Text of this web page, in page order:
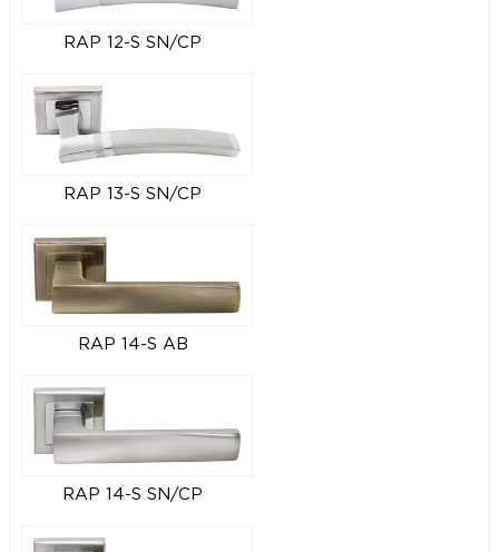
RAP 12-S SN/CP
RAP 13-S SN/CP
RAP 14-S AB
RAP 14-S SN/CP